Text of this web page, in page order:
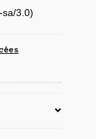
sa/3.0)